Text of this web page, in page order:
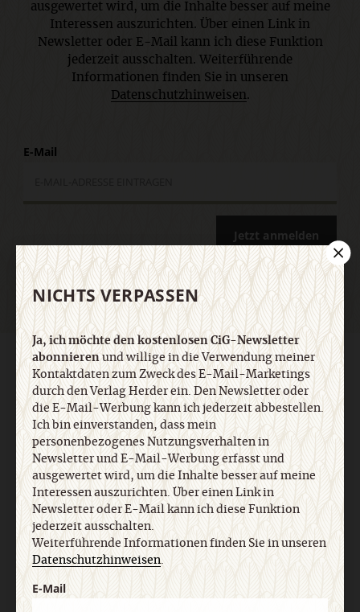
ausgewertet wird, um die Inhalte besser auf meine
Interessen auszurichten. Über einen Link in
Newsletter oder E-Mail kann ich diese Funktion
jederzeit ausschalten. Weiterführende
Informationen finden Sie in unseren
Datenschutzhinweisen.
E-Mail
Jetzt anmelden
AGB und Widerrufsbelehrung Datenschutz
Barrierefreiheit
Impressum
Vertrag widerrufen Abo online kündigen
NICHTS VERPASSEN
Ja, ich möchte den kostenlosen CiG-Newsletter
abonnierenund willige in die Verwendung meiner
Kontaktdaten zum Zweck des E-Mail-Marketings
durch den Verlag Herder ein. Den Newsletter oder
die E-Mail-Werbung kann ich jederzeit abbestellen.
Ich bin einverstanden, dass mein
personenbezogenes Nutzungsverhalten in
Newsletter und E-Mail-Werbung erfasst und
ausgewertet wird, um die Inhalte besser auf meine
Interessen auszurichten. Über einen Link in
Newsletter oder E-Mail kann ich diese Funktion
jederzeit ausschalten.
Weiterführende Informationen finden Sie in unseren
Datenschutzhinweisen.
E-Mail